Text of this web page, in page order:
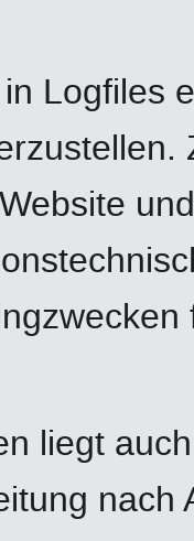
Logfiles
liegt
nach